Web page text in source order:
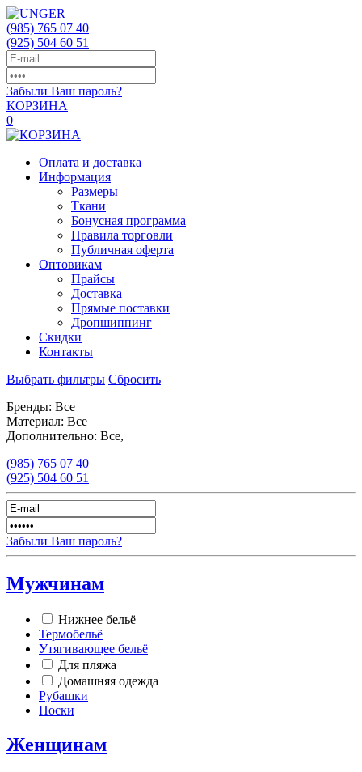
(985) 765 07 40
(925) 504 60 51
Забыли Ваш пароль?
КОРЗИНА
0
Оплата и доставка
Информация
Размеры
Ткани
Бонусная программа
Правила торговли
Публичная оферта
Оптовикам
Прайсы
Доставка
Прямые поставки
Дропшиппинг
Скидки
Контакты
Выбрать фильтры Сбросить
Бренды: Все
Материал: Все
Дополнительно: Все,
(985) 765 07 40
(925) 504 60 51
Забыли Ваш пароль?
Мужчинам
Нижнее бельё
Термобельё
Утягивающее бельё
Для пляжа
Домашняя одежда
Рубашки
Носки
Женщинам